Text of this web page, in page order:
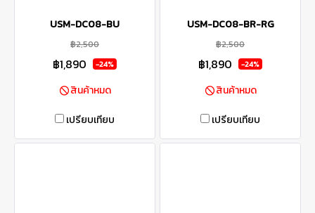
USM-DC08-BU
฿2,500
฿1,890 -24%
สินค้าหมด
เปรียบเทียบ
USM-DC08-BR-RG
฿2,500
฿1,890 -24%
สินค้าหมด
เปรียบเทียบ